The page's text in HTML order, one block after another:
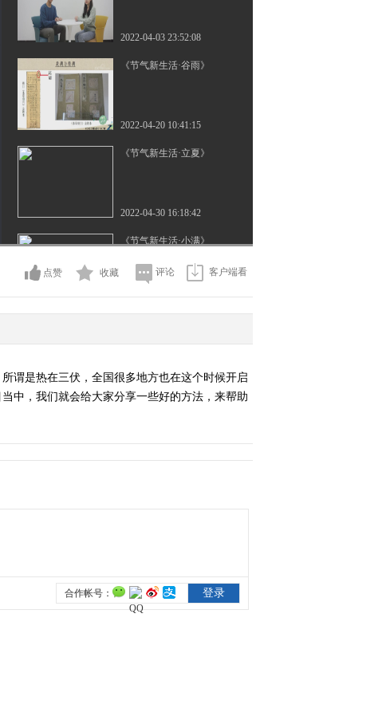
2022-04-03 23:52:08
《节气新生活·谷雨》
2022-04-20 10:41:15
《节气新生活·立夏》
2022-04-30 16:18:42
《节气新生活·小满》
2022-05-20 23:27:37
2022-06-05 14:42:47
《节气新生活·大暑》
点赞 收藏 评论 客户端看
谓是热在三伏，全国很多地方也在这个时候开启
中，我们就会给大家分享一些好的方法，来帮助